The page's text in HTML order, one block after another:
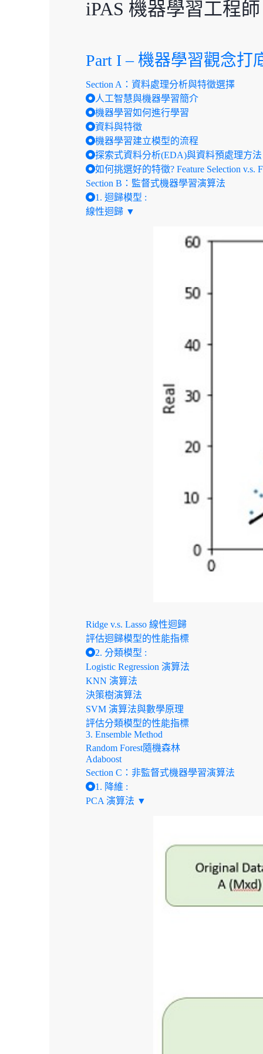
iPAS 機器學習工程
Part I – 機器學習觀念打
Section A：資料處理分析與特徵選擇
人工智慧與機器學習簡介
機器學習如何進行學習
資料與特徵
機器學習建立模型的流程
探索式資料分析(EDA)與資料預處理方法
如何挑選好的特徵? Feature Selection v.s.
Section B：監督式機器學習演算法
1. 迴歸模型 :
線性迴歸 ▼
Ridge v.s. Lasso 線性迴歸
評估迴歸模型的性能指標
2. 分類模型 :
Logistic Regression 演算法
KNN 演算法
決策樹演算法
SVM 演算法與數學原理
評估分類模型的性能指標
3. Ensemble Method
Random Forest隨機森林
Adaboost
Section C：非監督式機器學習演算法
1. 降維 :
PCA 演算法 ▼